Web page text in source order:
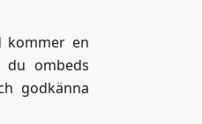
kommer en
ombeds
godkänna